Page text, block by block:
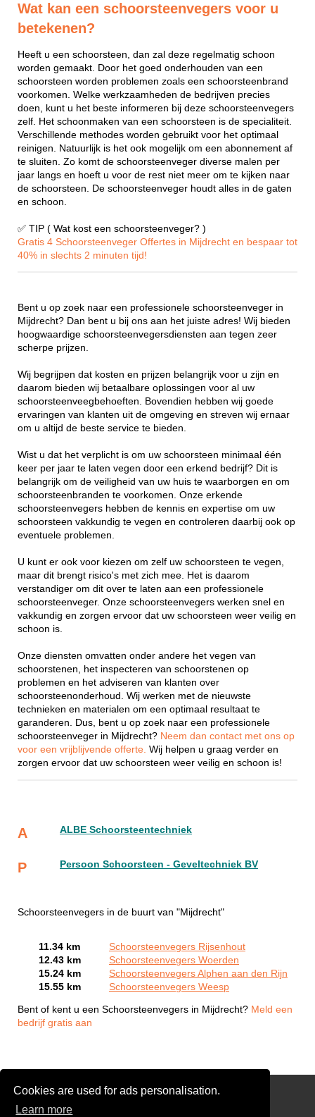
Cookies are used for ads personalisation.
Learn more
Wat kan een schoorsteenvegers voor u
betekenen?
Heeft u een schoorsteen, dan zal deze regelmatig schoon
worden gemaakt. Door het goed onderhouden van een
schoorsteen worden problemen zoals een schoorsteenbrand
voorkomen. Welke werkzaamheden de bedrijven precies
doen, kunt u het beste informeren bij deze schoorsteenvegers
zelf. Het schoonmaken van een schoorsteen is de specialiteit.
Verschillende methodes worden gebruikt voor het optimaal
reinigen. Natuurlijk is het ook mogelijk om een abonnement af
te sluiten. Zo komt de schoorsteenveger diverse malen per
jaar langs en hoeft u voor de rest niet meer om te kijken naar
de schoorsteen. De schoorsteenveger houdt alles in de gaten
en schoon.
✅ TIP ( Wat kost een schoorsteenveger? )
Gratis 4 Schoorsteenveger Offertes in Mijdrecht en bespaar tot
40% in slechts 2 minuten tijd!
Bent u op zoek naar een professionele schoorsteenveger in
Mijdrecht? Dan bent u bij ons aan het juiste adres! Wij bieden
hoogwaardige schoorsteenvegersdiensten aan tegen zeer
scherpe prijzen.
Wij begrijpen dat kosten en prijzen belangrijk voor u zijn en
daarom bieden wij betaalbare oplossingen voor al uw
schoorsteenveegbehoeften. Bovendien hebben wij goede
ervaringen van klanten uit de omgeving en streven wij ernaar
om u altijd de beste service te bieden.
Wist u dat het verplicht is om uw schoorsteen minimaal één
keer per jaar te laten vegen door een erkend bedrijf? Dit is
belangrijk om de veiligheid van uw huis te waarborgen en om
schoorsteenbranden te voorkomen. Onze erkende
schoorsteenvegers hebben de kennis en expertise om uw
schoorsteen vakkundig te vegen en controleren daarbij ook op
eventuele problemen.
U kunt er ook voor kiezen om zelf uw schoorsteen te vegen,
maar dit brengt risico's met zich mee. Het is daarom
verstandiger om dit over te laten aan een professionele
schoorsteenveger. Onze schoorsteenvegers werken snel en
vakkundig en zorgen ervoor dat uw schoorsteen weer veilig en
schoon is.
Onze diensten omvatten onder andere het vegen van
schoorstenen, het inspecteren van schoorstenen op
problemen en het adviseren van klanten over
schoorsteenonderhoud. Wij werken met de nieuwste
technieken en materialen om een optimaal resultaat te
garanderen. Dus, bent u op zoek naar een professionele
schoorsteenveger in Mijdrecht? Neem dan contact met ons op
voor een vrijblijvende offerte. Wij helpen u graag verder en
zorgen ervoor dat uw schoorsteen weer veilig en schoon is!
A ALBE Schoorsteentechniek
P Persoon Schoorsteen - Geveltechniek BV
Schoorsteenvegers in de buurt van "Mijdrecht"
11.34 km
Schoorsteenvegers Rijsenhout
12.43 km
Schoorsteenvegers Woerden
15.24 km
Schoorsteenvegers Alphen aan den Rijn
15.55 km
Schoorsteenvegers Weesp
Bent of kent u een Schoorsteenvegers in Mijdrecht? Meld een
bedrijf gratis aan
Reinigen Schoorsteen